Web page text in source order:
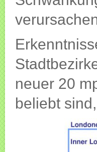
neuer 20
beliebt